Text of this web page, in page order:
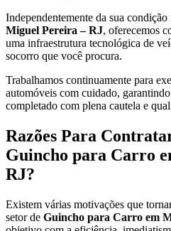
Independentemente da sua
Miguel Pereira – RJ, oferecemos
uma infraestrutura tecnológica de
socorro que você procura.
Trabalhamos continuamente para
automóveis com cuidado,
completado com plena cautela e
Razões Para
Guincho para Carro
RJ?
Existem várias motivações que
setor de Guincho para Carro em